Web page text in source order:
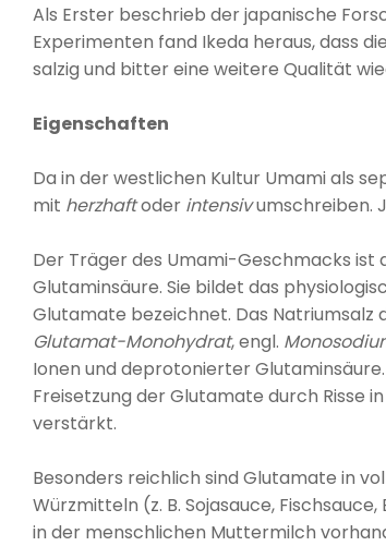
Als Erster beschrieb der japanische
Experimenten fand Ikeda heraus, dass
salzig und bitter eine weitere Qualität
Eigenschaften
Da in der westlichen Kultur Umami als
mit herzhaftoder intensivumschreiben.
Der Träger des Umami-Geschmacks ist
Glutaminsäure. Sie bildet das
Glutamate bezeichnet. Das
Glutamat-Monohydrat, engl.
Ionen und deprotonierter
Freisetzung der Glutamate durch Risse
verstärkt.
Besonders reichlich sind Glutamate in
Würzmitteln (z. B. Sojasauce,
in der menschlichen Muttermilch